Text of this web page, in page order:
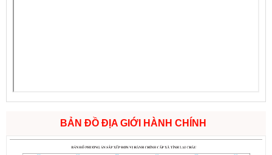
BẢN ĐỒ ĐỊA GIỚI HÀNH CHÍNH